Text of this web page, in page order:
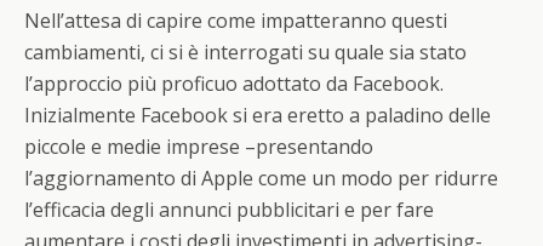
Nell’attesa di capire come impatteranno questi
cambiamenti, ci si è interrogati su quale sia stato
l’approccio più proficuo adottato da Facebook.
Inizialmente Facebook si era eretto a paladino delle
piccole e medie imprese –presentando
l’aggiornamento di Apple come un modo per ridurre
l’efficacia degli annunci pubblicitari e per fare